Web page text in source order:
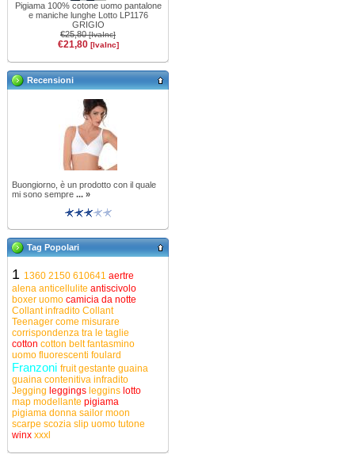
Pigiama 100% cotone uomo pantalone
e maniche lunghe Lotto LP1176
GRIGIO
€25,80[IvaInc]
€21,80 [IvaInc]
Recensioni
Buongiorno, è un prodotto con il quale
mi sono sempre ... »
Tag Popolari
1 1360 2150 610641 aertre
alena anticellulite antiscivolo
boxer uomo camicia da notte
Collant infradito Collant
Teenager come misurare
corrispondenza tra le taglie
cotton cotton beltfantasmino
uomo fluorescenti foulard
Franzoni fruitgestante guaina
guaina contenitiva infradito
Jegging leggings leggins lotto
map modellante pigiama
pigiama donna sailor moon
scarpe scozia slip uomo tutone
winx xxxl